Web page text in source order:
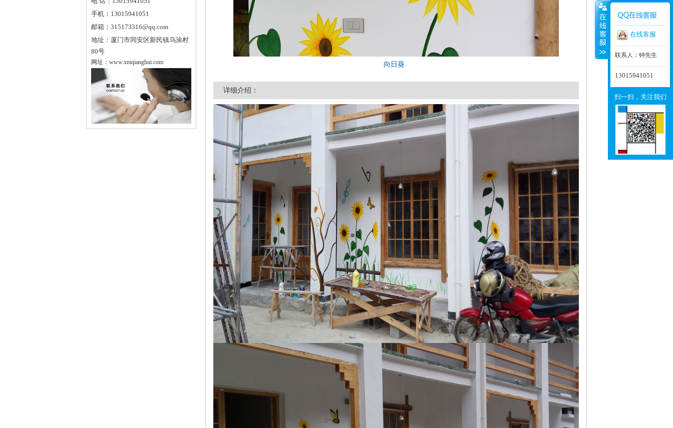
手机： 13015941051
邮箱： 315173316@qq.com
地址： 厦门市同安区新民镇乌涂村
80号
网址： www.xmqianghui.com 向日葵
详细介绍：
在线客服
联系人：钟先生
13015941051
扫一扫，关注我们